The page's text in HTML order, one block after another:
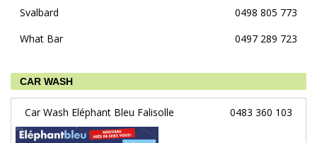
Svalbard
0498 805 773
What Bar
0497 289 723
CAR WASH
Car Wash Eléphant Bleu Falisolle 0483 360 103